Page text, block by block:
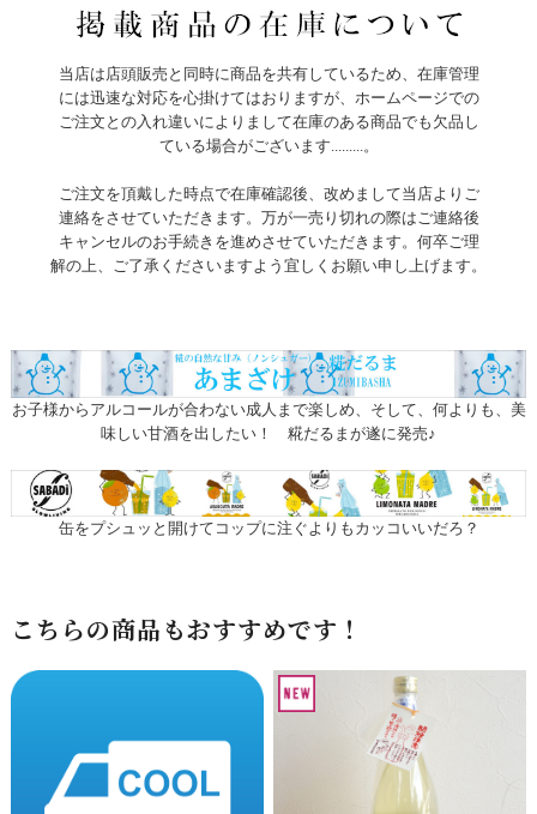
当店は店頭販売と同時に商品を共有しているため、在庫管理
には迅速な対応を心掛けてはおりますが、ホームページでの
ご注文との入れ違いによりまして在庫のある商品でも欠品し
ている場合がございます.........。
ご注文を頂戴した時点で在庫確認後、改めまして当店よりご
連絡をさせていただきます。万が一売り切れの際はご連絡後
キャンセルのお手続きを進めさせていただきます。何卒ご理
解の上、ご了承くださいますよう宜しくお願い申し上げます。
お子様からアルコールが合わない成人まで楽しめ、そして、何よりも、美
味しい甘酒を出したい！ 糀だるまが遂に発売♪
缶をプシュッと開けてコップに注ぐよりもカッコいいだろ？
こちらの商品もおすすめです！